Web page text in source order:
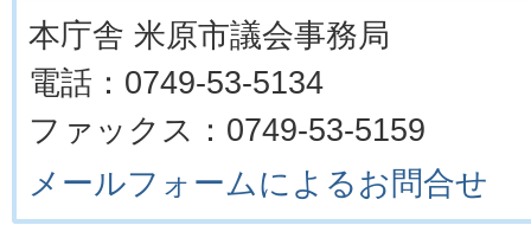
本庁舎 米原市議会事務局
電話：0749-53-5134
ファックス：0749-53-5159
メールフォームによるお問合せ